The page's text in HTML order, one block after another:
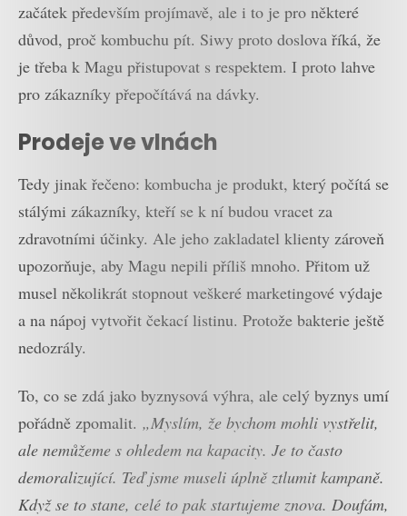
začátek především projímavě, ale i to je pro některé
důvod, proč kombuchu pít. Siwy proto doslova říká, že
je třeba k Magu přistupovat s respektem. I proto lahve
pro zákazníky přepočítává na dávky.
Prodeje ve vlnách
Tedy jinak řečeno: kombucha je produkt, který počítá se
stálými zákazníky, kteří se k ní budou vracet za
zdravotními účinky. Ale jeho zakladatel klienty zároveň
upozorňuje, aby Magu nepili příliš mnoho. Přitom už
musel několikrát stopnout veškeré marketingové výdaje
a na nápoj vytvořit čekací listinu. Protože bakterie ještě
nedozrály.
To, co se zdá jako byznysová výhra, ale celý byznys umí
pořádně zpomalit. „Myslím, že bychom mohli vystřelit,
ale nemůžeme s ohledem na kapacity. Je to často
demoralizující. Teď jsme museli úplně ztlumit kampaně.
Když se to stane, celé to pak startujeme znova. Doufám,